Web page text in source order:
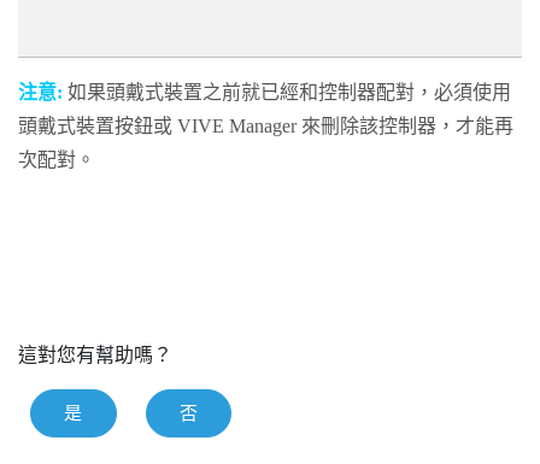
注意: 如果頭戴式裝置之前就已經和控制器配對，必須使用
頭戴式裝置按鈕或 VIVE Manager來刪除該控制器，才能再
次配對。
這對您有幫助嗎？
是 否